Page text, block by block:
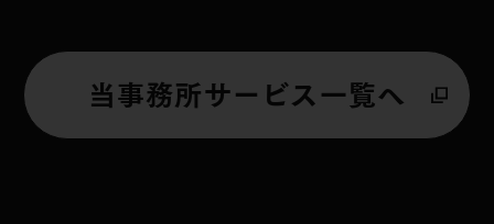
無料相談のご案内
当事務所サービス一覧へ